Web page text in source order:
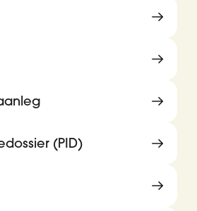
(PID)